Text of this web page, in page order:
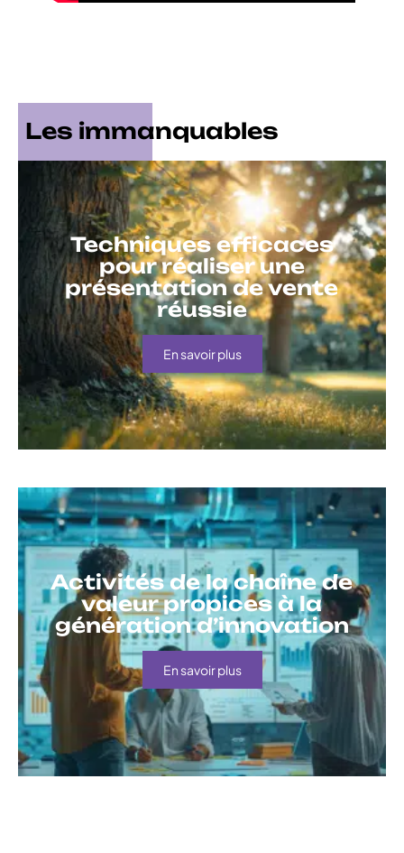
Les immanquables
Techniques efficaces
pour réaliser une
présentation de vente
réussie
En savoir plus
Activités de la chaîne de
valeur propices à la
génération d’innovation
En savoir plus